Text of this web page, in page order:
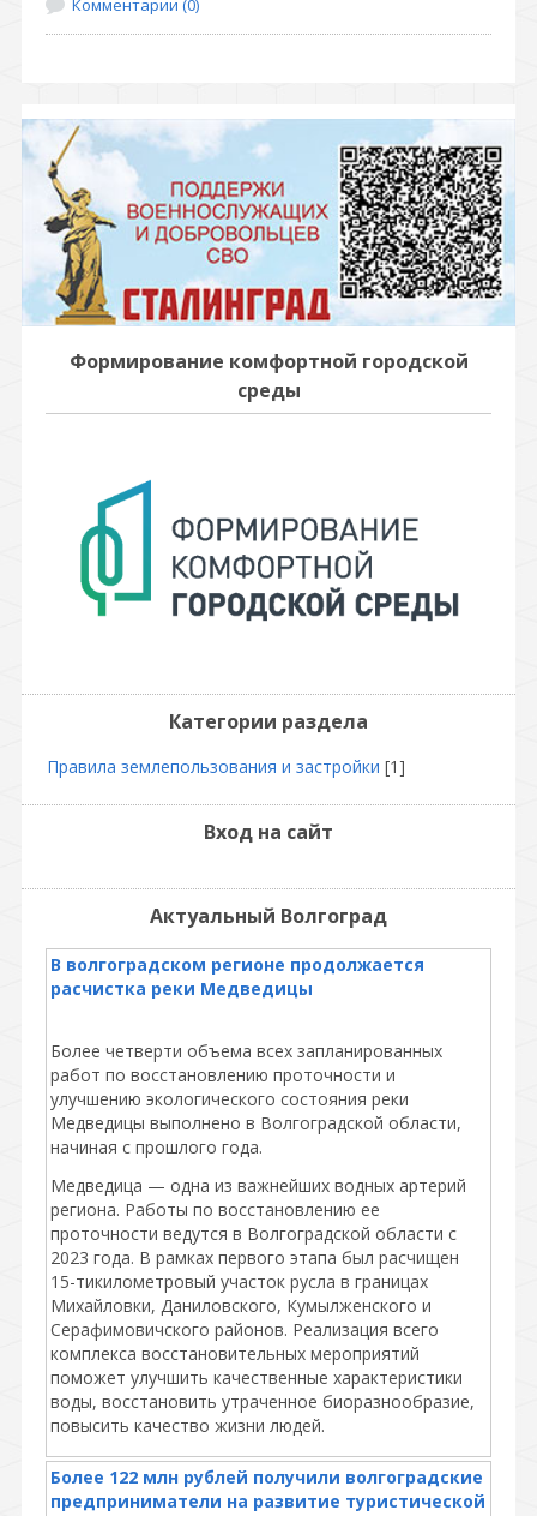
Формирование комфортной городской
среды
Категории раздела
Правила землепользования и застройки [1]
Вход на сайт
Актуальный Волгоград
В волгоградском регионе продолжается
расчистка реки Медведицы
Более четверти объема всех запланированных
работ по восстановлению проточности и
улучшению экологического состояния реки
Медведицы выполнено в Волгоградской области,
начиная с прошлого года.
Медведица — одна из важнейших водных артерий
региона. Работы по восстановлению ее
проточности ведутся в Волгоградской области с
2023 года. В рамках первого этапа был расчищен
15-тикилометровый участок русла в границах
Михайловки, Даниловского, Кумылженского и
Серафимовичского районов. Реализация всего
комплекса восстановительных мероприятий
поможет улучшить качественные характеристики
воды, восстановить утраченное биоразнообразие,
повысить качество жизни людей.
Более 122 млн рублей получили волгоградские
предприниматели на развитие туристической